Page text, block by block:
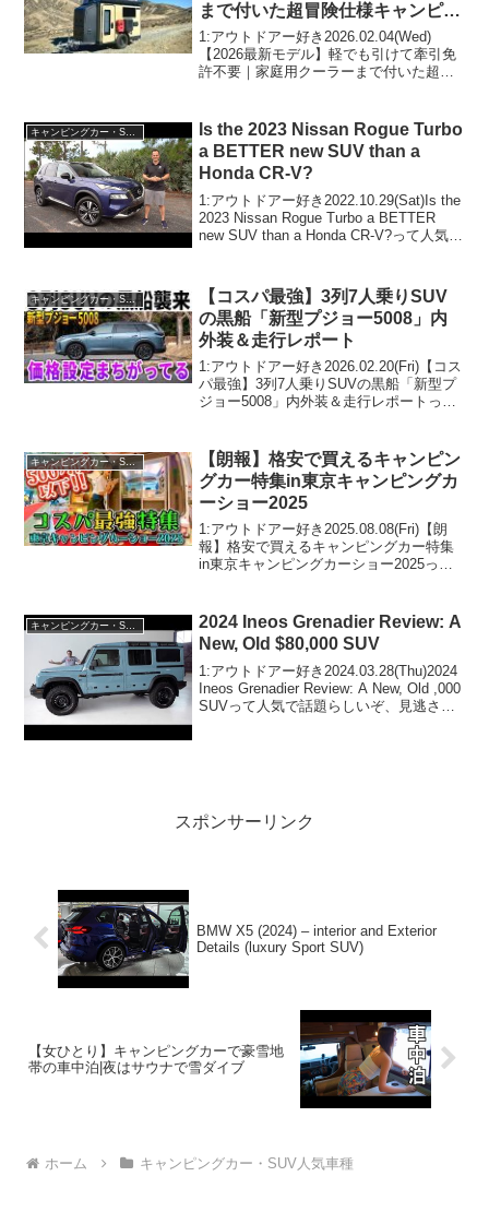
まで付いた超冒険仕様キャンピン
グトレーラー"ノマドア"が凄い！
徹底紹介します！
1:アウトドアー好き2026.02.04(Wed)
【2026最新モデル】軽でも引けて牽引免
許不要｜家庭用クーラーまで付いた超冒
話題らしいぞ、見逃さないで！！2:アウ
ト...
キャンピングカー・SUV人気車種
Is the 2023 Nissan Rogue Turbo
a BETTER new SUV than a
Honda CR-V?
1:アウトドアー好き2022.10.29(Sat)Is the
2023 Nissan Rogue Turbo a BETTER
new SUV than a Honda CR-V?って人気で
キャンピングカー・SUV人気車種
【コスパ最強】3列7人乗りSUV
の黒船「新型プジョー5008」内
外装＆走行レポート
1:アウトドアー好き2026.02.20(Fri)【コス
パ最強】3列7人乗りSUVの黒船「新型プ
ジョー5008」内外装＆走行レポートって
画は注目です...
キャンピングカー・SUV人気車種
【朗報】格安で買えるキャンピン
グカー特集in東京キャンピングカ
ーショー2025
1:アウトドアー好き2025.08.08(Fri)【朗
報】格安で買えるキャンピングカー特集
in東京キャンピングカーショー2025って
画は注目です！3...
2024 Ineos Grenadier Review: A
New, Old $80,000 SUV
1:アウトドアー好き2024.03.28(Thu)2024
Ineos Grenadier Review: A New, Old ,000
SUVって人気で話題らしいぞ、見逃さな
スポンサーリンク
BMW X5 (2024) – interior and Exterior
Details (luxury Sport SUV)
【女ひとり】キャンピングカーで豪雪地
帯の車中泊|夜はサウナで雪ダイブ
ホーム キャンピングカー・SUV人気車種